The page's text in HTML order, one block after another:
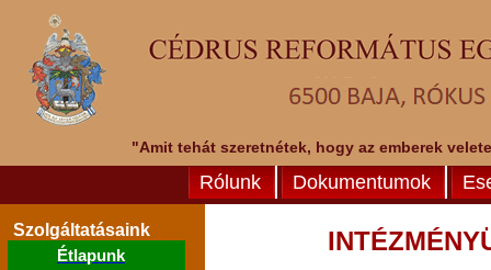
"Amit tehát szeretnétek, hogy az emberek
Rólunk Dokumentumok
Szolgáltatásaink
Étlapunk